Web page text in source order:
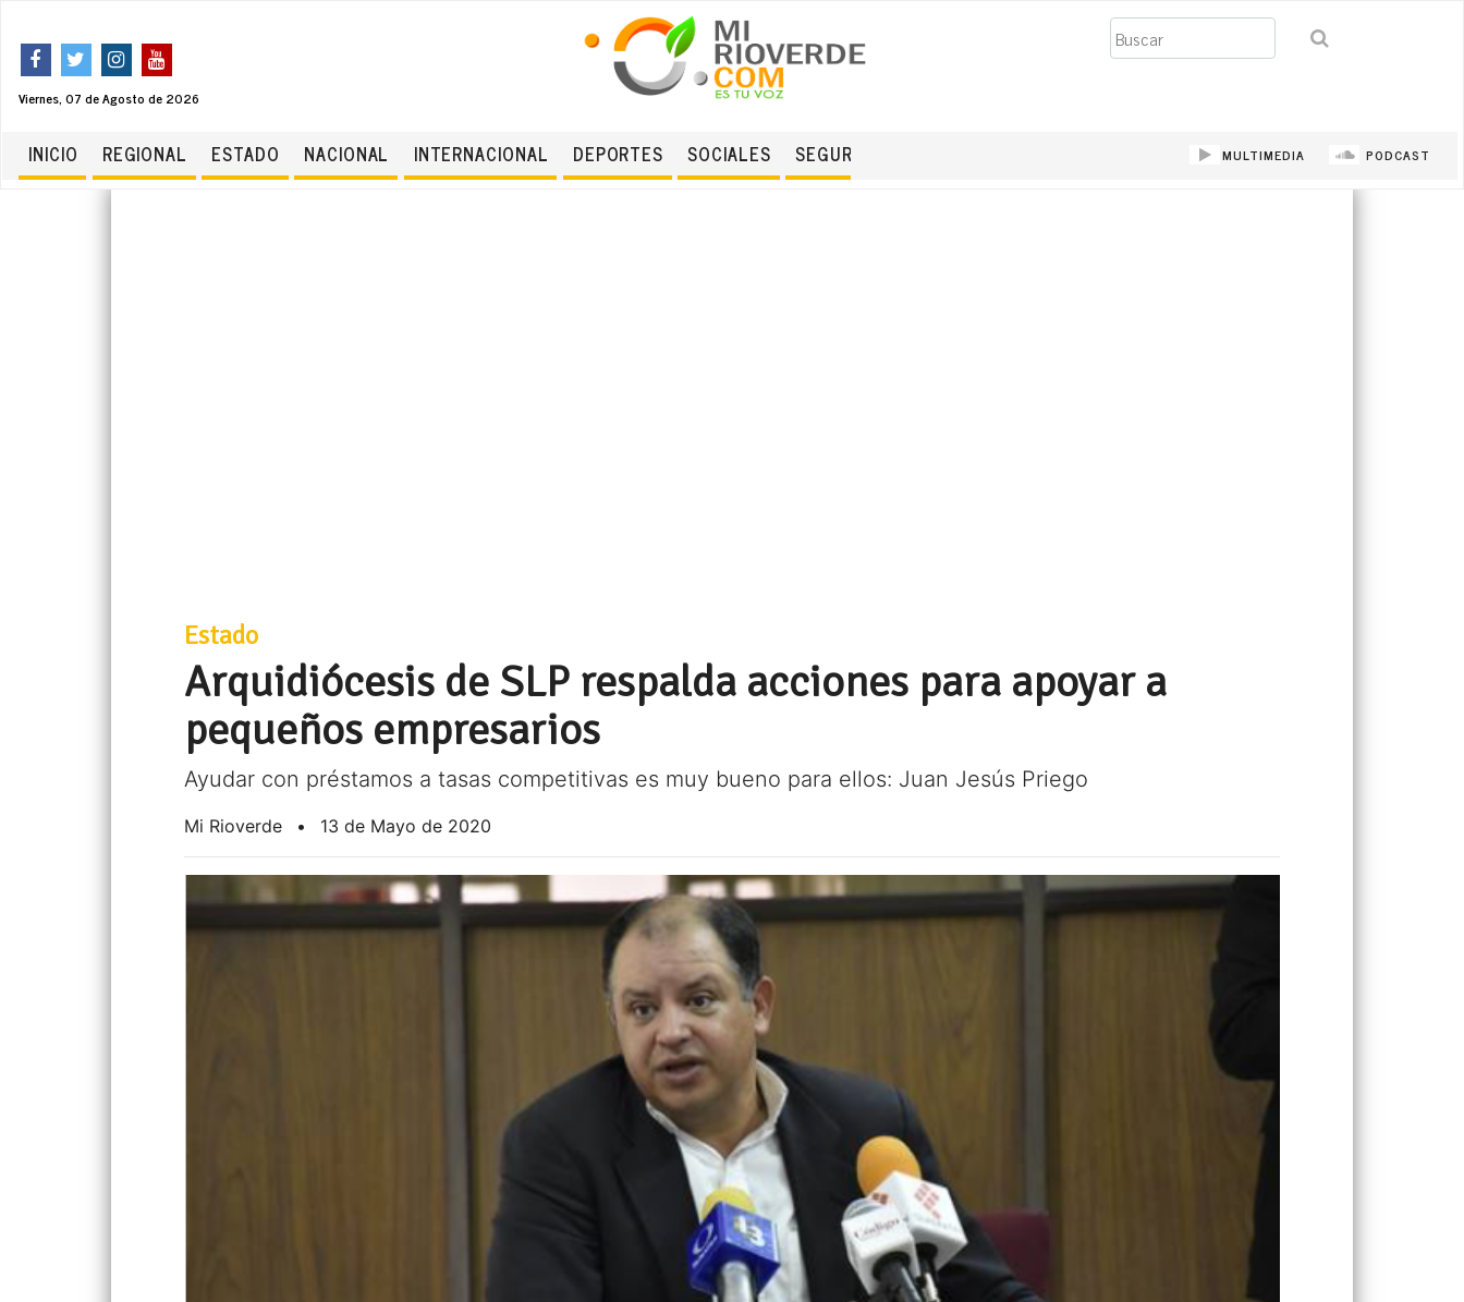
Viernes, 07 de Agosto de 2026
Buscar
INICIO REGIONAL ESTADO NACIONAL INTERNACIONAL DEPORTES SOCIALES SEGURIDAD MULTIMEDIA PODCAST
Estado
Arquidiócesis de SLP respalda acciones para apoyar a
pequeños empresarios
Ayudar con préstamos a tasas competitivas es muy bueno para ellos: Juan Jesús Priego
Mi Rioverde • 13 de Mayo de 2020